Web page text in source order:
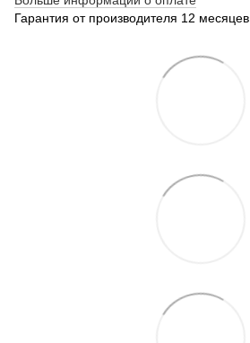
Гарантия от производителя 12 месяцев